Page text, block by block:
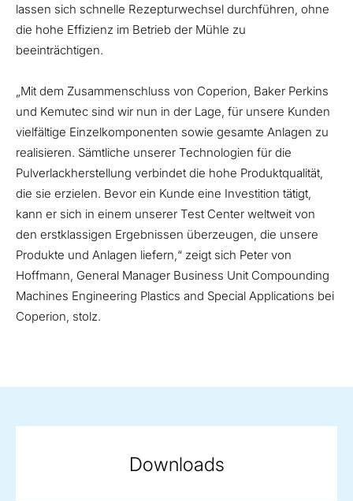
lassen sich schnelle Rezepturwechsel durchführen, ohne
die hohe Effizienz im Betrieb der Mühle zu
beeinträchtigen.
„Mit dem Zusammenschluss von Coperion, Baker Perkins
und Kemutec sind wir nun in der Lage, für unsere Kunden
vielfältige Einzelkomponenten sowie gesamte Anlagen zu
realisieren. Sämtliche unserer Technologien für die
Pulverlackherstellung verbindet die hohe Produktqualität,
die sie erzielen. Bevor ein Kunde eine Investition tätigt,
kann er sich in einem unserer Test Center weltweit von
den erstklassigen Ergebnissen überzeugen, die unsere
Produkte und Anlagen liefern,“ zeigt sich Peter von
Hoffmann, General Manager Business Unit Compounding
Machines Engineering Plastics and Special Applications bei
Coperion, stolz.
Downloads